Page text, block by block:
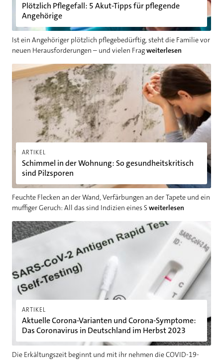
Plötzlich Pflegefall: 5 Akut-Tipps für pflegende
Angehörige
Ist ein Angehöriger plötzlich pflegebedürftig, steht die Familie vor
neuen Herausforderungen – und vielen Fragweiterlesen
ARTIKEL
Schimmel in der Wohnung: So gesundheitskritisch
sind Pilzsporen
Feuchte Flecken an der Wand, Verfärbungen an der Tapete und ein
muffiger Geruch: All das sind Indizien eines Sweiterlesen
Schimmel in der Wohnung: So gesundheitskritisch sind
ARTIKEL
Aktuelle Corona-Varianten und Corona-Symptome:
Das Coronavirus in Deutschland im Herbst 2023
Die Erkältungszeit beginnt und mit ihr nehmen die COVID-19-
Aktuelle Corona-Varianten und Corona-Symptome: Das